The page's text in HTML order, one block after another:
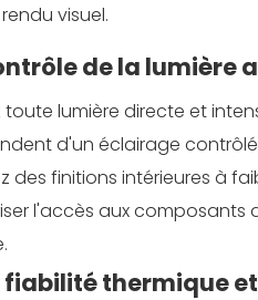
visuel.
de la
toute lumière directe et
d'un éclairage
des finitions intérieures à
l'accès aux
fiabilité thermique